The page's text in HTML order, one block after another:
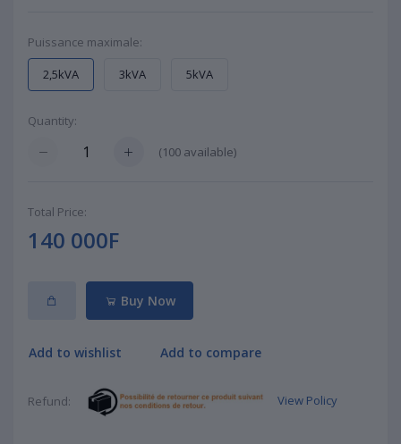
Puissance maximale:
2,5kVA
3kVA 5kVA
Quantity:
(100 available)
Total Price:
140 000F
Buy Now
Add to wishlist Add to compare
Refund: View Policy